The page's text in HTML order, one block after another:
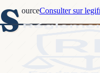
S ourceConsulter sur